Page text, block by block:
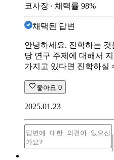
코사장 ∙ 채택률 98%
채택된 답변
안녕하세요. 진학하는
당 연구 주제에 대해서
가지고 있다면 진학하실
좋아요 0
2025.01.23